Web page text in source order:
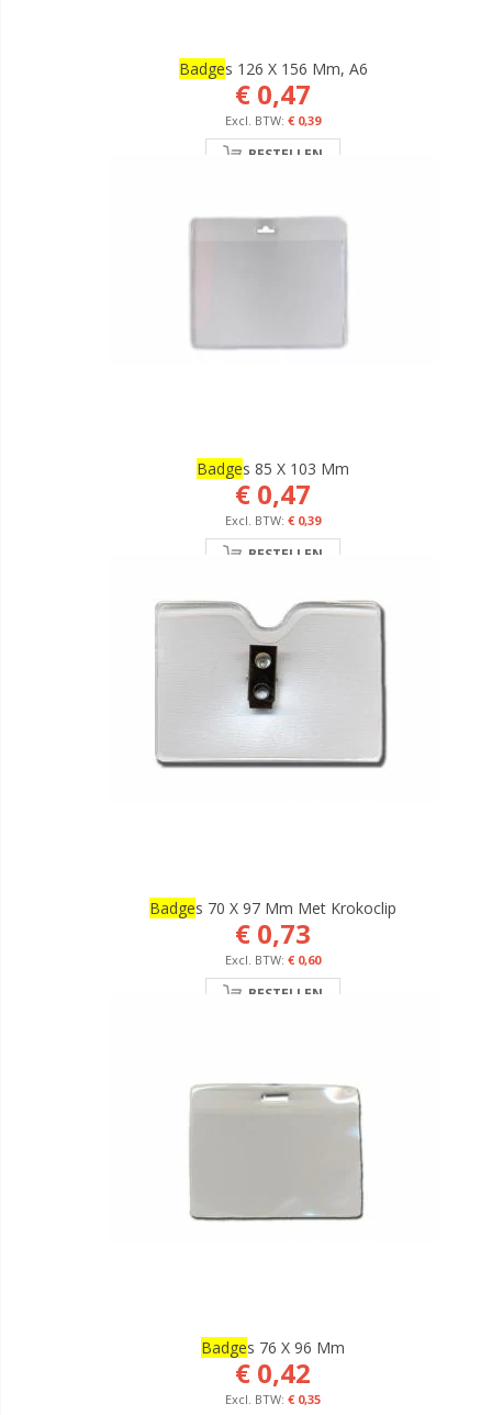
BadgeS 126 X 156 Mm, A6
€ 0,47
€ 0,39
BESTELLEN
BadgeS 85 X 103 Mm
€ 0,47
€ 0,39
BESTELLEN
BadgeS 70 X 97 Mm Met Krokoclip
€ 0,73
€ 0,60
BESTELLEN
BadgeS 76 X 96 Mm
€ 0,42
€ 0,35